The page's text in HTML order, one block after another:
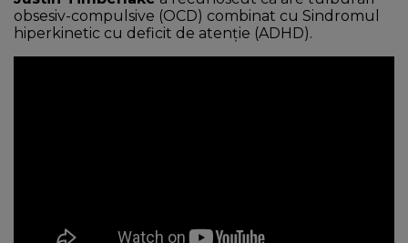
obsesiv-compulsive (OCD) combinat cu Sindromul
hiperkinetic cu deficit de atenție (ADHD).